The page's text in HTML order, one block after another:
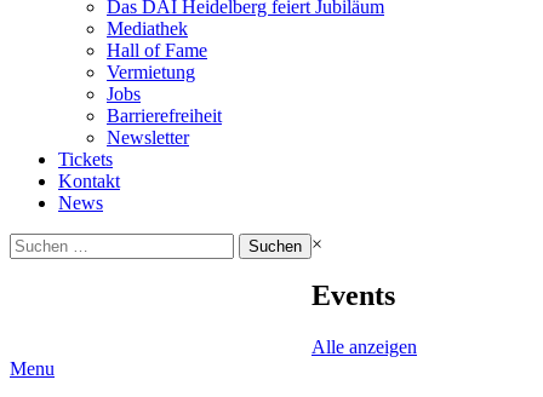
Das DAI Heidelberg feiert Jubiläum
Mediathek
Hall of Fame
Vermietung
Jobs
Barrierefreiheit
Newsletter
Tickets
Kontakt
News
Suchen
nach:
×
Events
Alle anzeigen
Menu